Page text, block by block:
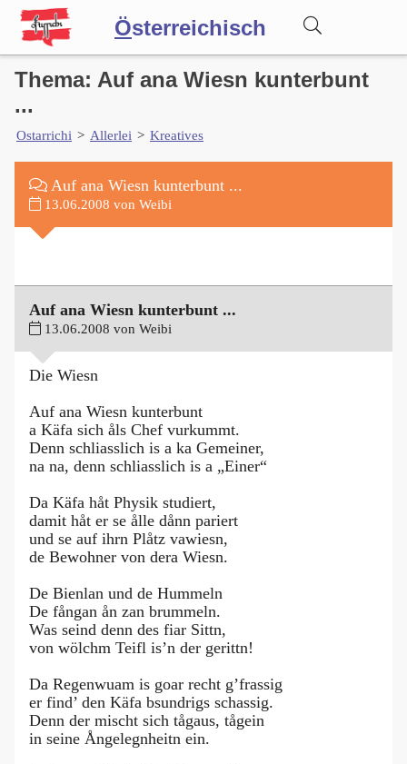
Österreichisch
Wörterbuch
Forum
Blog
Thema: Auf ana Wiesn kunterbunt
...
Ostarrichi > Allerlei > Kreatives
Auf ana Wiesn kunterbunt ...
13.06.2008 von Weibi
Auf ana Wiesn kunterbunt ...
13.06.2008 von Weibi
Die Wiesn
Auf ana Wiesn kunterbunt
a Käfa sich åls Chef vurkummt.
Denn schliasslich is a ka Gemeiner,
na na, denn schliasslich is a „Einer“
Da Käfa håt Physik studiert,
damit håt er se ålle dånn pariert
und se auf ihrn Plåtz vawiesn,
de Bewohner von dera Wiesn.
De Bienlan und de Hummeln
De fångan ån zan brummeln.
Was seind denn des fiar Sittn,
von wölchm Teifl is’n der gerittn!
Da Regenwuam is goar recht g’frassig
er find’ den Käfa bsundrigs schassig.
Denn der mischt sich tågaus, tågein
in seine Ångelegnheitn ein.